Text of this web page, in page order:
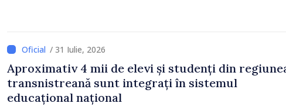
/ 31 Iulie, 2026
Aproximativ 4 mii de elevi și studenți din
transnistreană sunt integrați în sistemul
educațional național